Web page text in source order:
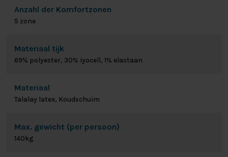
Anzahl der Komfortzonen
5 zone
Materiaal tijk
69% polyester, 30% iyocell, 1% elastaan
Materiaal
Talalay latex, Koudschuim
Max. gewicht (per persoon)
140kg